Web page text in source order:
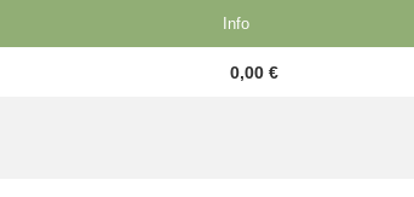
Info
0,00 €